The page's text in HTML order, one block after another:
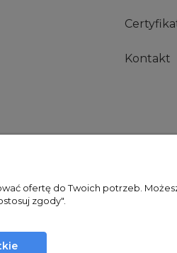
Kontakt
Premium
ofertę do Twoich potrzeb.
zgody".